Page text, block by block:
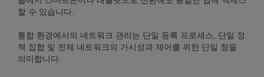
할 수 있습니다.
통합 환경에서의 네트워크 관리는 단일 등록 프로세스, 단일 정
책 집합 및 전체 네트워크의 가시성과 제어를 위한 단일 창을
의미합니다.